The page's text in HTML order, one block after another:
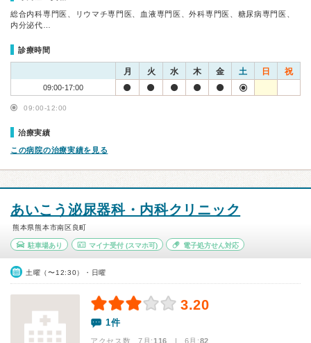
総合内科専門医、リウマチ専門医、血液専門医、外科専門医、糖尿病専門医、
内分泌代…
診療時間
月 火 水 木 金 土 日 祝
09:00-17:00
09:00-12:00
治療実績
この病院の治療実績を見る
あいこう泌尿器科・内科クリニック
熊本県熊本市南区良町
駐車場あり マイナ受付(スマホ可) 電子処方せん対応
土曜（〜12:30）・日曜
3.20
1件
アクセス数 7月:116 | 6月:82